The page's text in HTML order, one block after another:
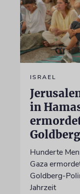
ISRAEL
in
Hunderte
Gaza
Goldberg-
Jahrzeit